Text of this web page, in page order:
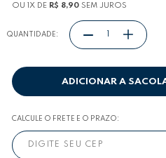
OU 1XDE R$ 8,90SEM JUROS
QUANTIDADE:
ADICIONAR A
CALCULE O FRETE E O PRAZO: